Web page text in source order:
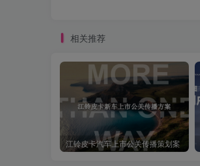
相关推荐
江铃皮卡汽车上市公关传播策划案